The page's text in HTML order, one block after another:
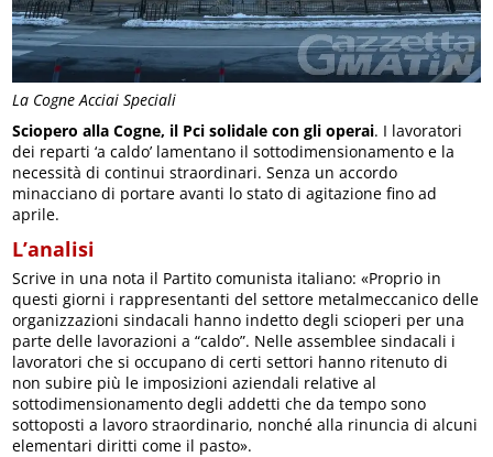
La Cogne Acciai Speciali
Sciopero alla Cogne, il Pci solidale con gli operai. I lavoratori
dei reparti ‘a caldo’ lamentano il sottodimensionamento e la
necessità di continui straordinari. Senza un accordo
minacciano di portare avanti lo stato di agitazione fino ad
aprile.
L’analisi
Scrive in una nota il Partito comunista italiano: «Proprio in
questi giorni i rappresentanti del settore metalmeccanico delle
organizzazioni sindacali hanno indetto degli scioperi per una
parte delle lavorazioni a “caldo”. Nelle assemblee sindacali i
lavoratori che si occupano di certi settori hanno ritenuto di
non subire più le imposizioni aziendali relative al
sottodimensionamento degli addetti che da tempo sono
sottoposti a lavoro straordinario, nonché alla rinuncia di alcuni
elementari diritti come il pasto».